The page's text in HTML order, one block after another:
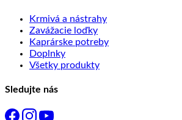
Krmivá a nástrahy
Zavážacie loďky
Kaprárske potreby
Doplnky
Všetky produkty
Sledujte nás